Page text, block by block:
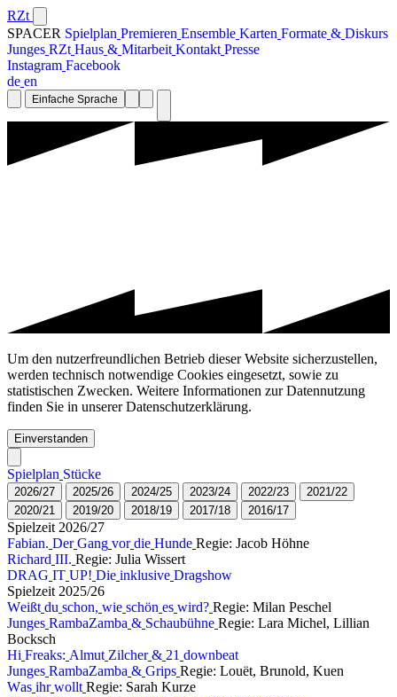
RZt
SPACER Spielplan Premieren Ensemble Karten Formate & Diskurs
Junges RZt Haus & Mitarbeit Kontakt Presse
Instagram Facebook
de en
Einfache Sprache
Um den nutzerfreundlichen Betrieb dieser Website sicherzustellen,
werden technisch notwendige Cookies eingesetzt, sowie zu
statistischen Zwecken. Weitere Informationen zur Datennutzung
finden Sie in unserer Datenschutzerklärung.
Einverstanden
Spielplan Stücke
2026/27 2025/26 2024/25 2023/24 2022/23 2021/22
2020/21 2019/20 2018/19 2017/18 2016/17
Spielzeit 2026/27
Fabian. Der Gang vor die Hunde Regie: Jacob Höhne
Richard III. Regie: Julia Wissert
DRAG IT UP! Die inklusive Dragshow
Spielzeit 2025/26
Weißt du schon, wie schön es wird? Regie: Milan Peschel
Junges RambaZamba & Schaubühne Regie: Lara Michel, Lillian
Bocksch
Hi Freaks: Almut Zilcher & 21 downbeat
Junges RambaZamba & Grips Regie: Louët, Brunold, Kuen
Was ihr wollt Regie: Sarah Kurze